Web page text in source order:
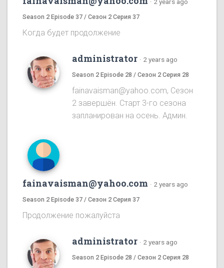
· 2 years ago
Season 2 Episode 37 / Сезон 2 Серия 37
Когда будет продолжение
administrator · 2 years ago
Season 2 Episode 28 / Сезон 2 Серия 28
fainavaisman@yahoo.com, Сезон
2 завершён. Старт 3-го сезона
запланирован на осень. Админ.
fainavaisman@yahoo.com · 2 years ago
Season 2 Episode 37 / Сезон 2 Серия 37
Продолжение пожалуйста
administrator · 2 years ago
Season 2 Episode 28 / Сезон 2 Серия 28